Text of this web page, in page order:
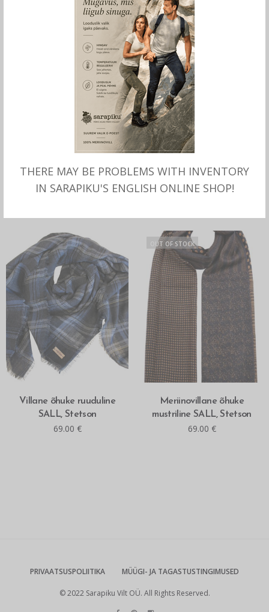
THERE MAY BE PROBLEMS WITH INVENTORY
IN SARAPIKU'S ENGLISH ONLINE SHOP!
LOE ROHKEM
Villane õhuke suvine SALL
sinisega, Stetson
OUT OF STOCK
MITMEID VALIKUID
Villane õhuke klassikaline
SALL, Stetson
LISA OSTUKORVI
Villane õhuke ruuduline
SALL, Stetson
69.00 €
OUT OF STOCK
LOE ROHKEM
Meriinovillane õhuke
mustriline SALL, Stetson
69.00 €
PRIVAATSUSPOLIITIKA MÜÜGI- JA TAGASTUSTINGIMUSED
© 2022 Sarapiku Vilt OÜ. All Rights Reserved.